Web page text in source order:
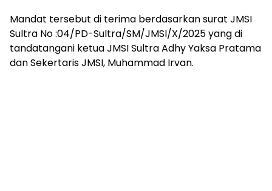
Mandat tersebut di terima berdasarkan surat JMSI
Sultra No :04/PD-Sultra/SM/JMSI/X/2025 yang di
tandatangani ketua JMSI Sultra Adhy Yaksa Pratama
dan Sekertaris JMSI, Muhammad Irvan.